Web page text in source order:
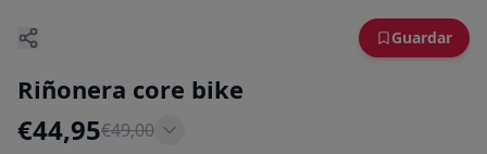
Guardar
Riñonera core bike
€44,95€49,00